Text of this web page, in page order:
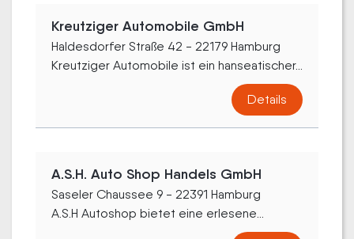
Kreutziger Automobile GmbH
Haldesdorfer Straße 42 - 22179 Hamburg
Kreutziger Automobile ist ein hanseatischer...
Details
A.S.H. Auto Shop Handels GmbH
Saseler Chaussee 9 - 22391 Hamburg
A.S.H Autoshop bietet eine erlesene...